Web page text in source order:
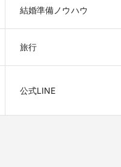
結婚準備ノウハウ
旅行
公式LINE